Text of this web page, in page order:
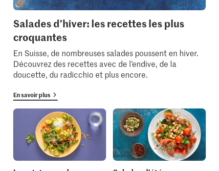
Salades d’hiver: les recettes les plus
croquantes
En Suisse, de nombreuses salades poussent en hiver.
Découvrez des recettes avec de l’endive, de la
doucette, du radicchio et plus encore.
En savoir plus